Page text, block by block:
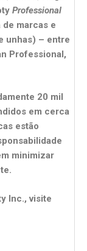
Professional
marcas e
unhas) – entre
Professional,
20 mil
em cerca
estão
minimizar
Inc., visite